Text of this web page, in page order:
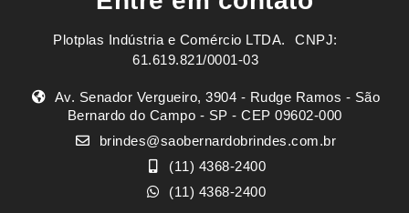
Plotplas Indústria e Comércio LTDA. ㅤㅤㅤ CNPJ:
61.619.821/0001-03
Av. Senador Vergueiro, 3904 - Rudge Ramos - São
Bernardo do Campo - SP - CEP 09602-000
brindes@saobernardobrindes.com.br
(11) 4368-2400
(11) 4368-2400